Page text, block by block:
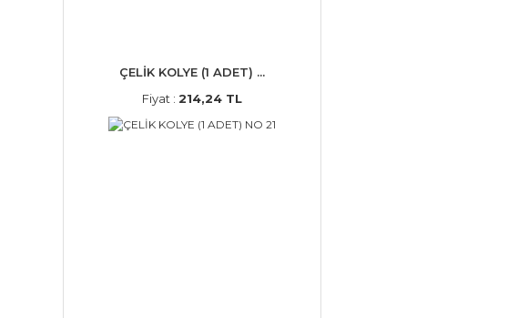
ÇELİK KOLYE (1 ADET) ...
Fiyat : 214,24 TL